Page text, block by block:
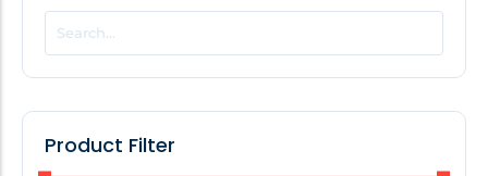
POPULAR THIS WEEK
No Posts Found!
Product Filter